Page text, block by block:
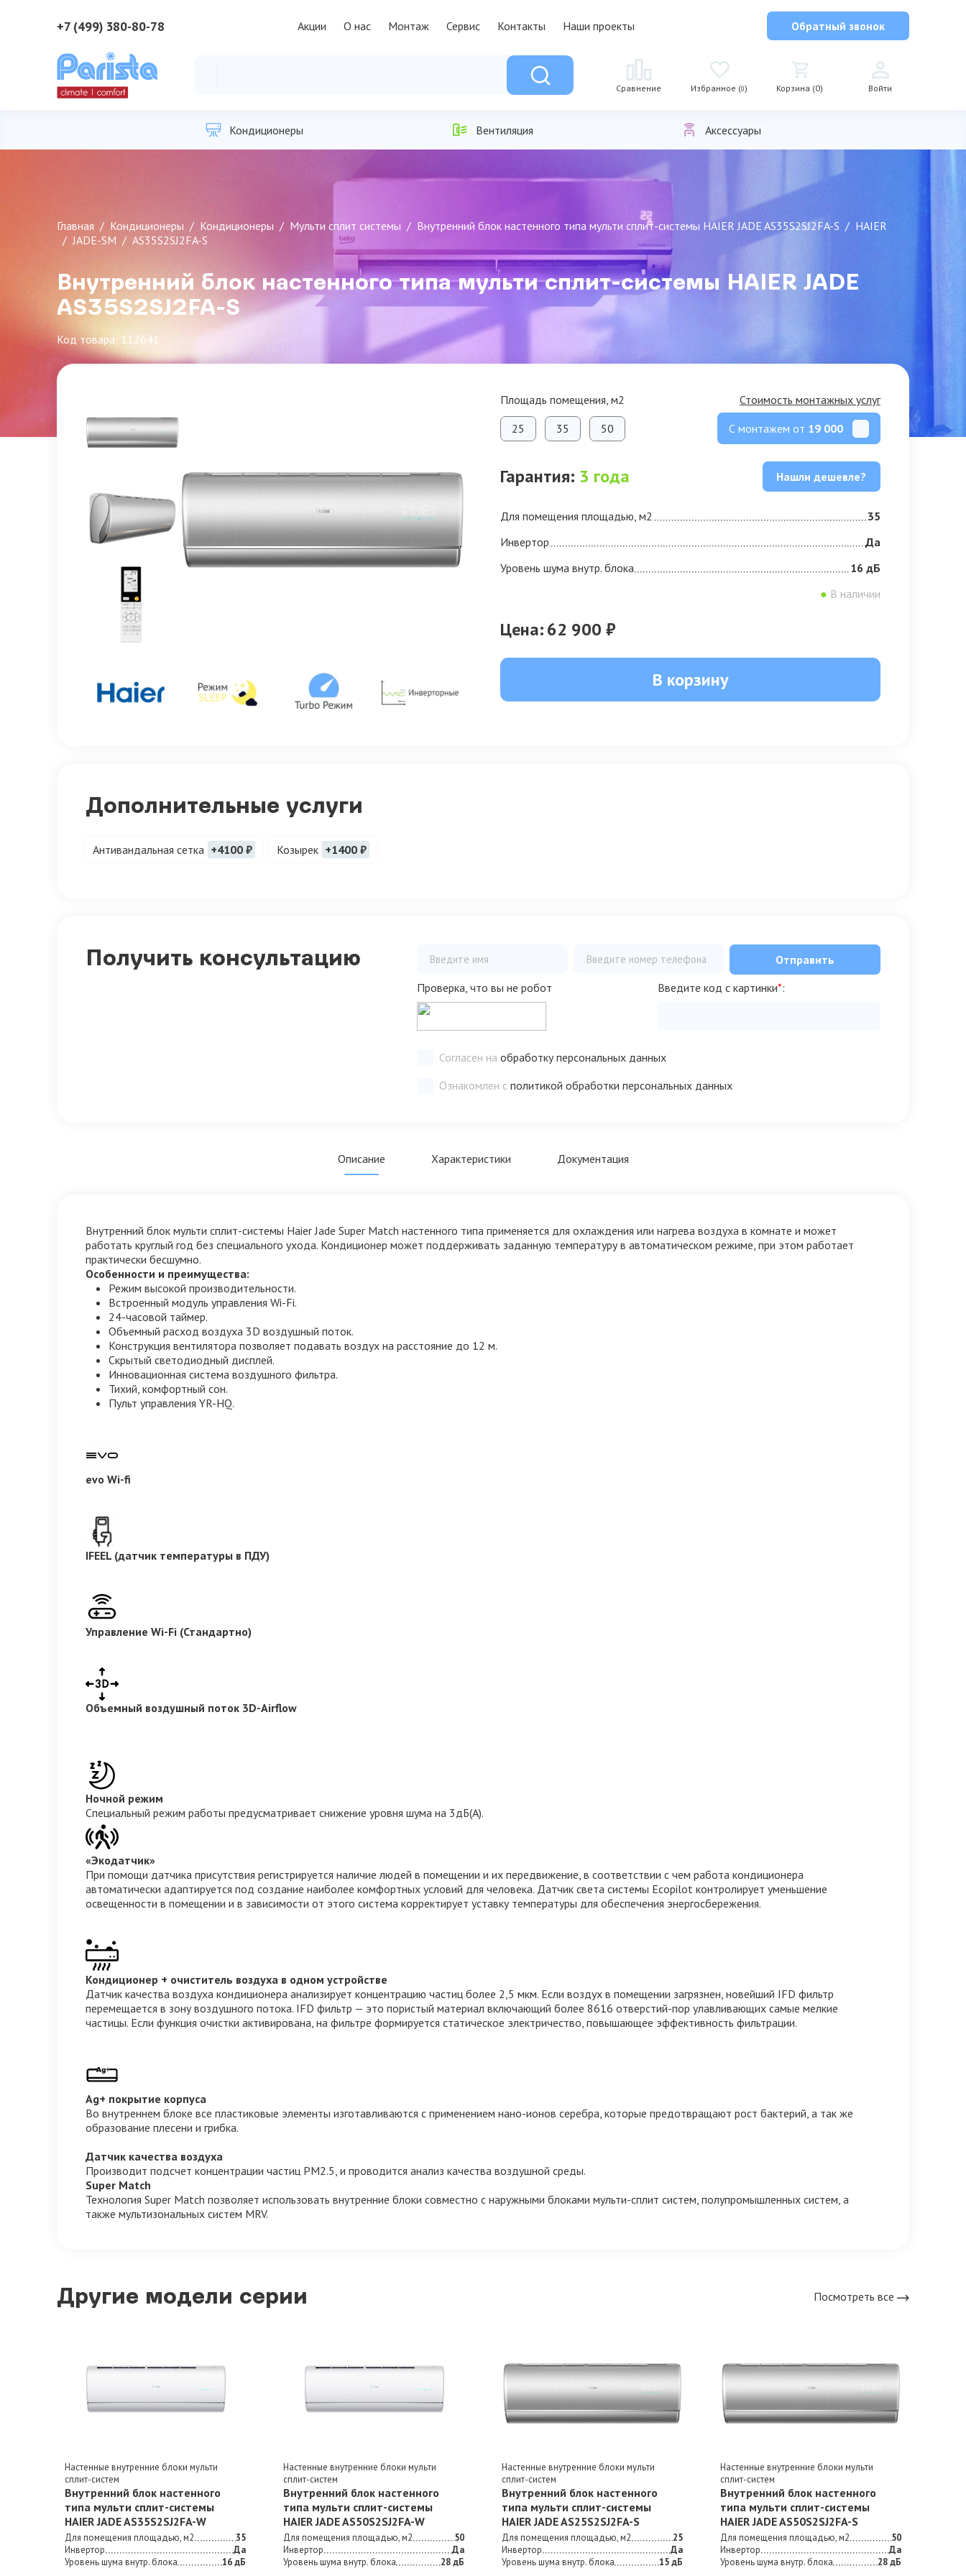
+7 (499) 380-80-78 Акции О нас Монтаж Сервис Контакты Наши проекты Обратный звонок
Сравнение Избранное (0) Корзина (0) Войти
Кондиционеры Вентиляция Аксессуары
Главная Кондиционеры Кондиционеры Мульти сплит системы Внутренний блок настенного типа мульти сплит-сиcтемы HAIER JADE AS35S2SJ2FA-S
HAIER
JADE-SM
AS35S2SJ2FA-S
Внутренний блок настенного типа мульти сплит-сиcтемы HAIER JADE
AS35S2SJ2FA-S
Код товара: 112641
Площадь помещения, м2
25 35 50
Стоимость монтажных услуг
С монтажем от 19 000
Гарантия: 3 года Нашли дешевле?
Для помещения площадью, м2
35
Инвертор
Да
Уровень шума внутр. блока
16 дБ
● В наличии
Цена:62 900 ₽
В корзину
Дополнительные услуги
Антивандальная сетка +4100 ₽ Козырек +1400 ₽
Получить консультацию
Отправить
Проверка, что вы не робот
Введите код с картинки*:
Согласен наобработку персональных данных
Ознакомлен сполитикой обработки персональных данных
Описание Характеристики Документация
Внутренний блок мульти сплит-системы Haier Jade Super Match настенного типа применяется для охлаждения или нагрева воздуха в комнате и может
работать круглый год без специального ухода. Кондиционер может поддерживать заданную температуру в автоматическом режиме, при этом работает
практически бесшумно.
Особенности и преимущества:
Режим высокой производительности.
Встроенный модуль управления Wi-Fi.
24-часовой таймер.
Объемный расход воздуха 3D воздушный поток.
Конструкция вентилятора позволяет подавать воздух на расстояние до 12 м.
Скрытый светодиодный дисплей.
Инновационная система воздушного фильтра.
Тихий, комфортный сон.
Пульт управления YR-HQ.
evo Wi-fi
IFEEL (датчик температуры в ПДУ)
Управление Wi-Fi (Стандартно)
Объемный воздушный поток 3D-Airflow
Ночной режим
Специальный режим работы предусматривает снижение уровня шума на 3дБ(А).
«Экодатчик»
При помощи датчика присутствия регистрируется наличие людей в помещении и их передвижение, в соответствии с чем работа кондиционера
автоматически адаптируется под создание наиболее комфортных условий для человека. Датчик света системы Ecopilot контролирует уменьшение
освещенности в помещении и в зависимости от этого система корректирует уставку температуры для обеспечения энергосбережения.
Кондиционер + очиститель воздуха в одном устройстве
Датчик качества воздуха кондиционера анализирует концентрацию частиц более 2,5 мкм. Если воздух в помещении загрязнен, новейший IFD фильтр
перемещается в зону воздушного потока. IFD фильтр — это пористый материал включающий более 8616 отверстий-пор улавливающих самые мелкие
частицы. Если функция очистки активирована, на фильтре формируется статическое электричество, повышающее эффективность фильтрации.
Ag+ покрытие корпуса
Во внутреннем блоке все пластиковые элементы изготавливаются с применением нано-ионов серебра, которые предотвращают рост бактерий, а так же
образование плесени и грибка.
Датчик качества воздуха
Производит подсчет концентрации частиц PM2.5, и проводится анализ качества воздушной среды.
Super Match
Технология Super Match позволяет использовать внутренние блоки совместно с наружными блоками мульти-сплит систем, полупромышленных систем, а
также мультизональных систем MRV.
Другие модели серии Посмотреть все
Настенные внутренние блоки мульти
сплит-систем
Внутренний блок настенного
типа мульти сплит-сиcтемы
HAIER JADE AS35S2SJ2FA-W
Для помещения площадью, м2
35
Инвертор
Да
Уровень шума внутр. блока
16 дБ
Настенные внутренние блоки мульти
сплит-систем
Внутренний блок настенного
типа мульти сплит-сиcтемы
HAIER JADE AS50S2SJ2FA-W
Для помещения площадью, м2
50
Инвертор
Да
Уровень шума внутр. блока
28 дБ
Настенные внутренние блоки мульти
сплит-систем
Внутренний блок настенного
типа мульти сплит-сиcтемы
HAIER JADE AS25S2SJ2FA-S
Для помещения площадью, м2
25
Инвертор
Да
Уровень шума внутр. блока
15 дБ
Настенные внутренние блоки мульти
сплит-систем
Внутренний блок настенного
типа мульти сплит-сиcтемы
HAIER JADE AS50S2SJ2FA-S
Для помещения площадью, м2
50
Инвертор
Да
Уровень шума внутр. блока
28 дБ